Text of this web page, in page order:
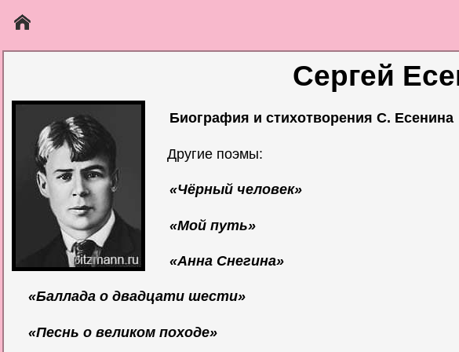
Сергей
Биография и стихотворения С. Есенина
Другие поэмы:
«Чёрный человек»
«Мой путь»
«Анна Снегина»
«Баллада о двадцати шести»
«Песнь о великом походе»